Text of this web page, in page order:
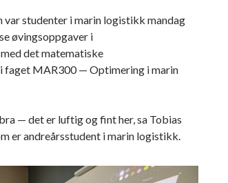
studenter i marin logistikk mandag
øvingsoppgaver i
det matematiske
faget MAR300 — Optimering i marin
— det er luftig og fint her, sa Tobias
er andreårsstudent i marin logistikk.